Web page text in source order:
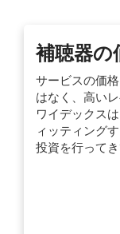
補聴器
サービスの価
はなく、高い
ワイデックス
ィッティング
投資を行ってき